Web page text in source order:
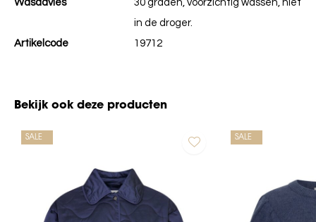
Wasadvies
30 graden, voorzichtig wassen, niet
in de droger.
Artikelcode
19712
Bekijk ook deze producten
SALE SALE